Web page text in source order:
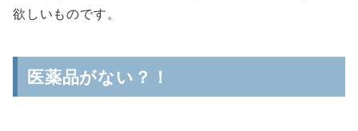
欲しいものです。
医薬品がない？！